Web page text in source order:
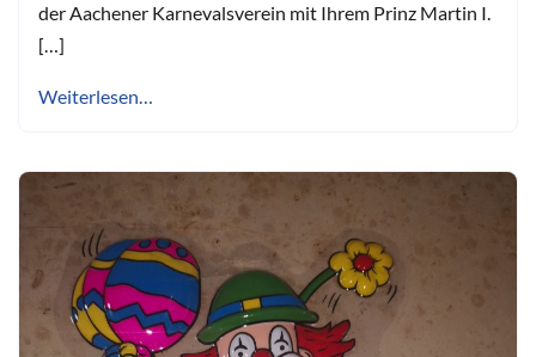
der Aachener Karnevalsverein mit Ihrem Prinz Martin I.
[…]
Weiterlesen…